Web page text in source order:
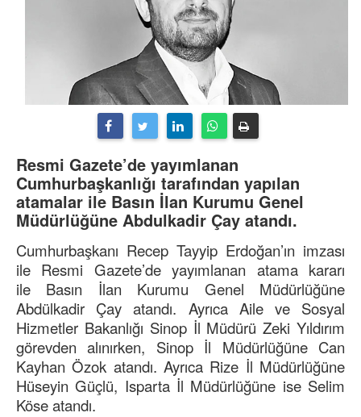
Resmi Gazete’de yayımlanan
Cumhurbaşkanlığı tarafından yapılan
atamalar ile Basın İlan Kurumu Genel
Müdürlüğüne Abdulkadir Çay atandı.
Cumhurbaşkanı Recep Tayyip Erdoğan’ın imzası
ile Resmi Gazete’de yayımlanan atama kararı
ile Basın İlan Kurumu Genel Müdürlüğüne
Abdülkadir Çay atandı. Ayrıca Aile ve Sosyal
Hizmetler Bakanlığı Sinop İl Müdürü Zeki Yıldırım
görevden alınırken, Sinop İl Müdürlüğüne Can
Kayhan Özok atandı. Ayrıca Rize İl Müdürlüğüne
Hüseyin Güçlü, Isparta İl Müdürlüğüne ise Selim
Köse atandı.